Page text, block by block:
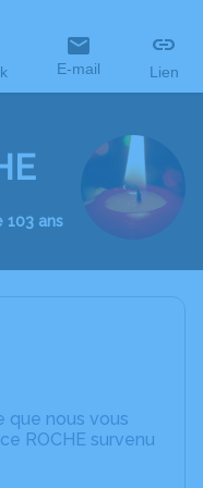
E-mail Lien
ans
que nous vous
ROCHE survenu